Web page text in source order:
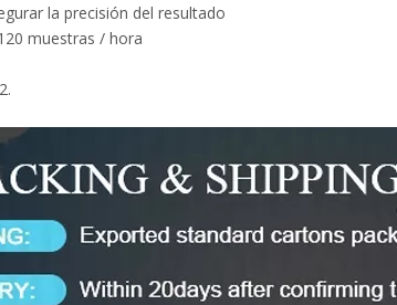
la precisión del resultado
muestras / hora